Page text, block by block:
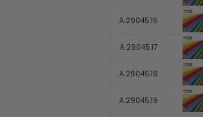
A.29045.16
A.29045.17
A.29045.18
A.29045.19